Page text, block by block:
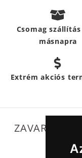
Csomag
másnapra
Extrém akciós